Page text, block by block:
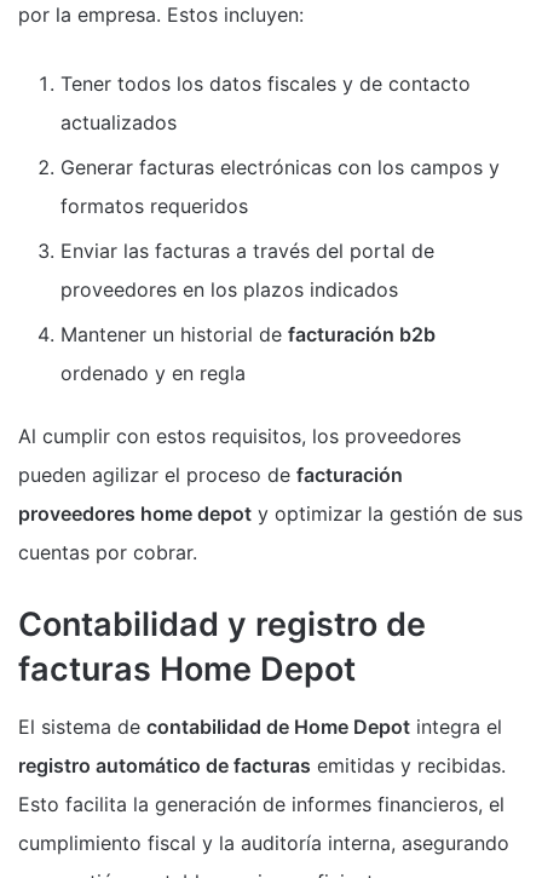
por la empresa. Estos incluyen:
Tener todos los datos fiscales y de contacto
actualizados
Generar facturas electrónicas con los campos y
formatos requeridos
Enviar las facturas a través del portal de
proveedores en los plazos indicados
Mantener un historial de facturación b2b
ordenado y en regla
Al cumplir con estos requisitos, los proveedores
pueden agilizar el proceso de facturación
proveedores home depot y optimizar la gestión de sus
cuentas por cobrar.
Contabilidad y registro de
facturas Home Depot
El sistema de contabilidad de Home Depot integra el
registro automático de facturas emitidas y recibidas.
Esto facilita la generación de informes financieros, el
cumplimiento fiscal y la auditoría interna, asegurando